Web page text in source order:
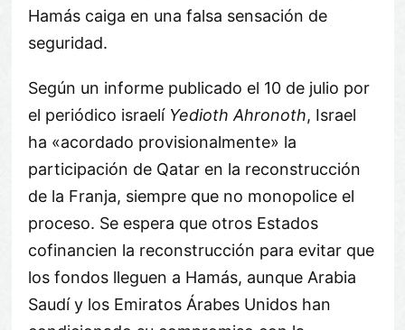
Hamás caiga en una falsa sensación de
seguridad.
Según un informe publicado el 10 de julio por
el periódico israelí Yedioth Ahronoth, Israel
ha «acordado provisionalmente» la
participación de Qatar en la reconstrucción
de la Franja, siempre que no monopolice el
proceso. Se espera que otros Estados
cofinancien la reconstrucción para evitar que
los fondos lleguen a Hamás, aunque Arabia
Saudí y los Emiratos Árabes Unidos han